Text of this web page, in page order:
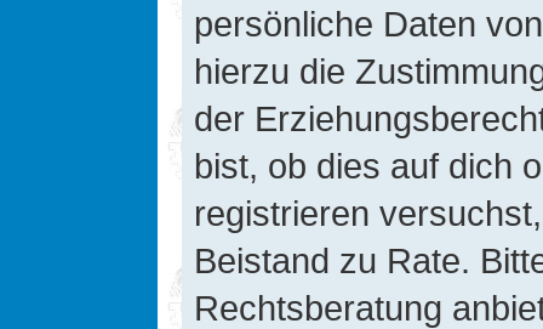
persönliche Daten
hierzu die
der
bist, ob dies auf dich
registrieren
Beistand zu Rate.
Rechtsberatung